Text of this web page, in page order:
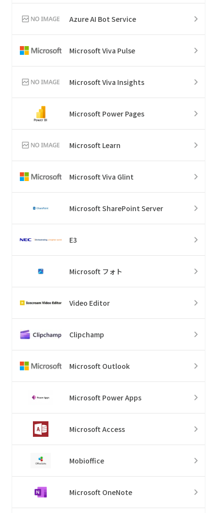
Azure AI Bot Service
Microsoft Viva Pulse
Microsoft Viva Insights
Microsoft Power Pages
Microsoft Learn
Microsoft Viva Glint
Microsoft SharePoint Server
E3
Microsoft フォト
Video Editor
Clipchamp
Microsoft Outlook
Microsoft Power Apps
Microsoft Access
Mobioffice
Microsoft OneNote